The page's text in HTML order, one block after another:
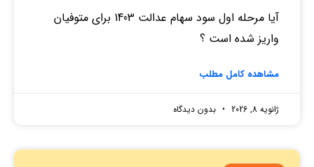
آیا مرحله اول سود سهام عدالت 1403 برای متوفیان
واریز شده است ؟
مشاهده کامل مطلب
ژانویه 8, 2026 بدون دیدگاه